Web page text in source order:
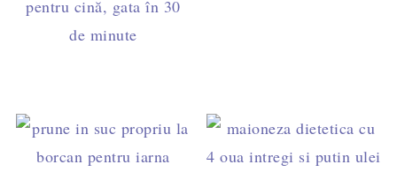
pentru cină, gata în 30
de minute